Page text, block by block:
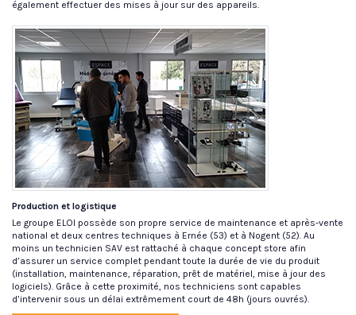
également effectuer des mises à jour sur des appareils.
Production et logistique
Le groupe ELOI possède son propre service de maintenance et après-vente
national et deux centres techniques à Ernée (53) et à Nogent (52). Au
moins un technicien SAV est rattaché à chaque concept store afin
d’assurer un service complet pendant toute la durée de vie du produit
(installation, maintenance, réparation, prêt de matériel, mise à jour des
logiciels). Grâce à cette proximité, nos techniciens sont capables
d’intervenir sous un délai extrêmement court de 48h (jours ouvrés).